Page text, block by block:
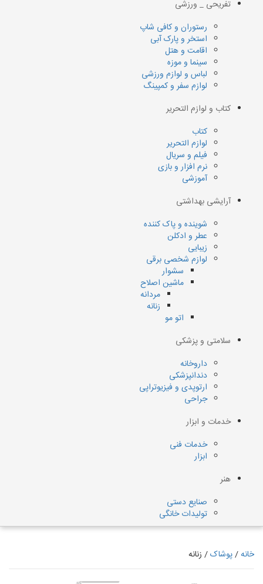
تفریحی _ ورزشی
رستوران و کافی شاپ
استخر و پارک آبی
اقامت و هتل
سینما و موزه
لباس و لوازم ورزشی
لوازم سفر و کمپینگ
کتاب و لوازم التحریر
کتاب
لوازم التحریر
فیلم و سریال
نرم افزار و بازی
آموزشی
آرایشی بهداشتی
شوینده و پاک کننده
عطر و ادکلن
زیبایی
لوازم شخصی برقی
سشوار
ماشین اصلاح
مردانه
زنانه
اتو مو
سلامتی و پزشکی
داروخانه
دندانپزشکی
ارتوپدی و فیزیوتراپی
جراحی
خدمات و ابزار
خدمات فنی
ابزار
هنر
صنایع دستی
تولیدات خانگی
خانه/پوشاک/ زنانه